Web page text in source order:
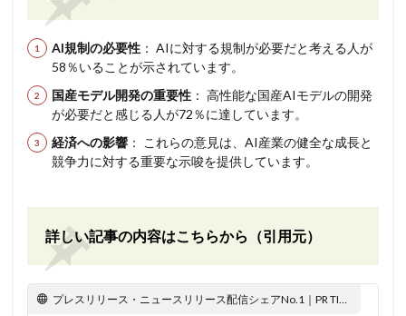
AI規制の必要性 ： AIに対する規制が必要だと考える人が
58％いることが示されています。
国産モデル開発の重要性 ： 高性能な国産AIモデルの開発
が必要だと感じる人が72％に達しています。
経済への影響 ： これらの意見は、AI産業の健全な成長と
競争力に対する重要な示唆を提供しています。
詳しい記事の内容はこちらから（引用元）
プレスリリース・ニュースリリース配信シェアNo.1｜PR TIMES